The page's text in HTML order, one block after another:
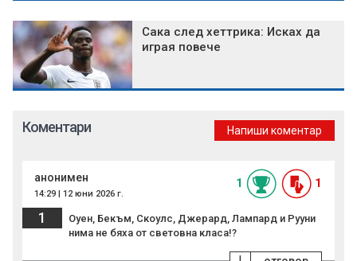
Сака след хеттрика: Исках да
играя повече
Коментари Напиши коментар
анонимен
14:29 | 12 юни 2026 г.
1 1
1
Оуен, Бекъм, Скоулс, Джерард, Лампард и Рууни
нима не бяха от световна класа!?